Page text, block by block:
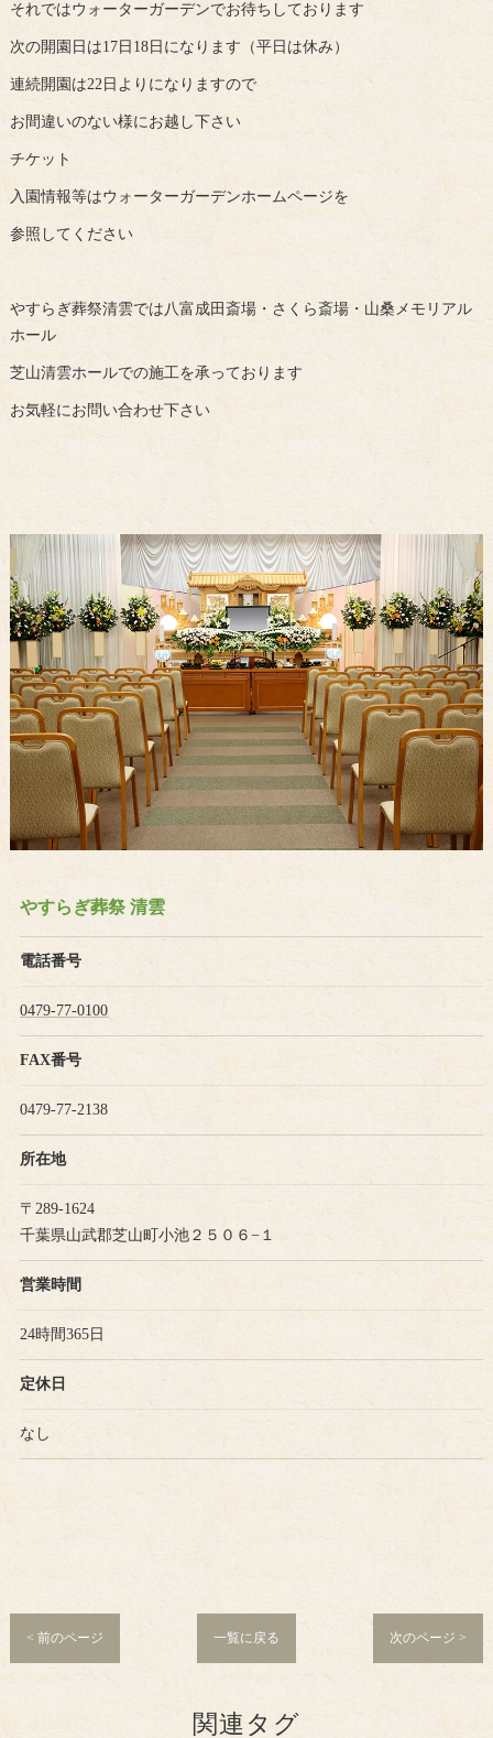
それではウォーターガーデンでお待ちしております
次の開園日は17日18日になります（平日は休み）
連続開園は22日よりになりますので
お間違いのない様にお越し下さい
チケット
入園情報等はウォーターガーデンホームページを
参照してください
やすらぎ葬祭清雲では八富成田斎場・さくら斎場・山桑メモリアル
ホール
芝山清雲ホールでの施工を承っております
お気軽にお問い合わせ下さい
やすらぎ葬祭 清雲
電話番号
0479-77-0100
FAX番号
0479-77-2138
所在地
〒289-1624
千葉県山武郡芝山町小池２５０６−１
営業時間
24時間365日
定休日
なし
< 前のページ 一覧に戻る 次のページ >
関連タグ